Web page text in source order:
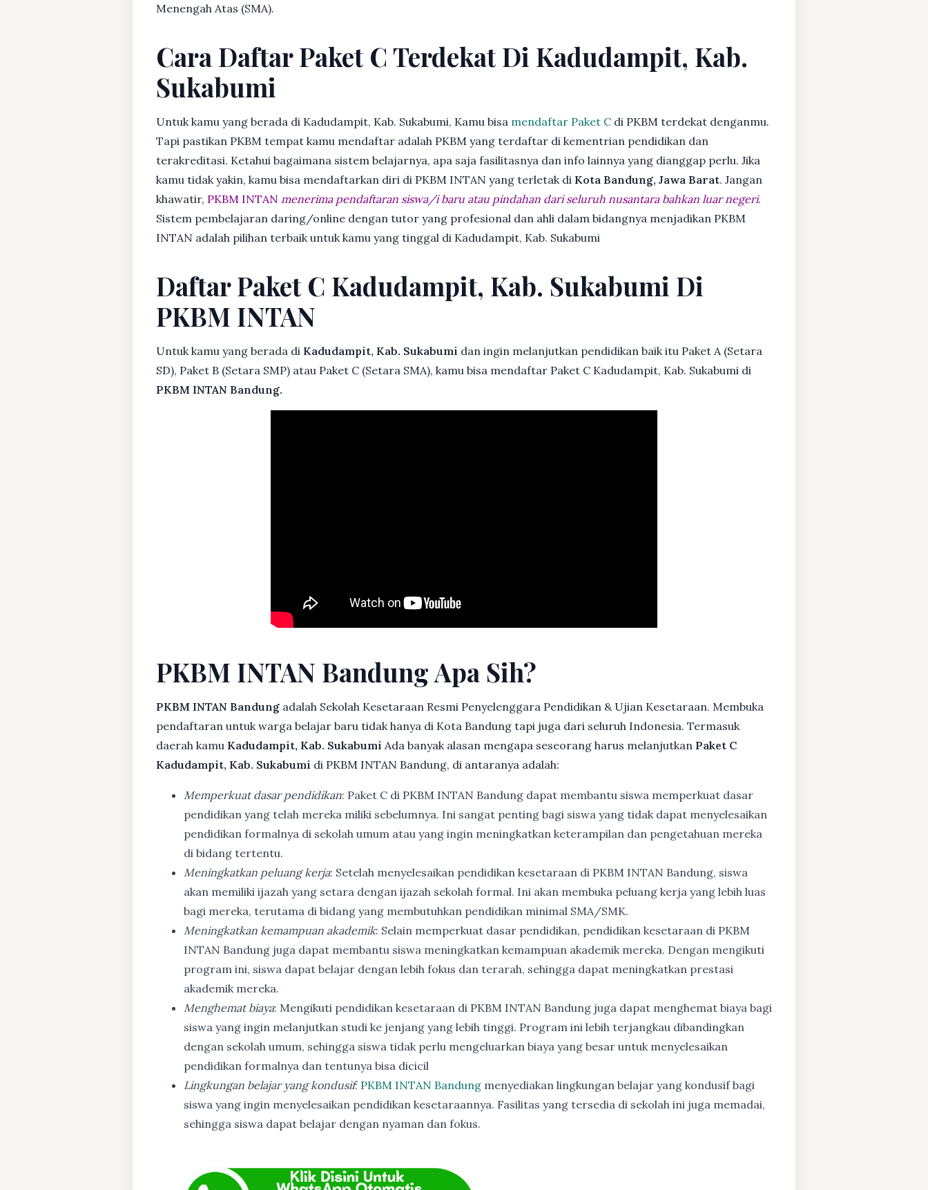
Menengah Atas (SMA).
Cara Daftar Paket C Terdekat Di Kadudampit, Kab.
Sukabumi
Untuk kamu yang berada di Kadudampit, Kab. Sukabumi, Kamu bisa mendaftar Paket C di PKBM terdekat denganmu.
Tapi pastikan PKBM tempat kamu mendaftar adalah PKBM yang terdaftar di kementrian pendidikan dan
terakreditasi. Ketahui bagaimana sistem belajarnya, apa saja fasilitasnya dan info lainnya yang dianggap perlu. Jika
kamu tidak yakin, kamu bisa mendaftarkan diri di PKBM INTAN yang terletak di Kota Bandung, Jawa Barat. Jangan
khawatir, PKBM INTAN menerima pendaftaran siswa/i baru atau pindahan dari seluruh nusantara bahkan luar negeri.
Sistem pembelajaran daring/online dengan tutor yang profesional dan ahli dalam bidangnya menjadikan PKBM
INTAN adalah pilihan terbaik untuk kamu yang tinggal di Kadudampit, Kab. Sukabumi
Daftar Paket C Kadudampit, Kab. Sukabumi Di
PKBM INTAN
Untuk kamu yang berada di Kadudampit, Kab. Sukabumi dan ingin melanjutkan pendidikan baik itu Paket A (Setara
SD), Paket B (Setara SMP) atau Paket C (Setara SMA), kamu bisa mendaftar Paket C Kadudampit, Kab. Sukabumi di
PKBM INTAN Bandung.
PKBM INTAN Bandung Apa Sih?
PKBM INTAN Bandung adalah Sekolah Kesetaraan Resmi Penyelenggara Pendidikan & Ujian Kesetaraan. Membuka
pendaftaran untuk warga belajar baru tidak hanya di Kota Bandung tapi juga dari seluruh Indonesia. Termasuk
daerah kamu Kadudampit, Kab. Sukabumi Ada banyak alasan mengapa seseorang harus melanjutkan Paket C
Kadudampit, Kab. Sukabumi di PKBM INTAN Bandung, di antaranya adalah:
Memperkuat dasar pendidikan: Paket C di PKBM INTAN Bandung dapat membantu siswa memperkuat dasar
pendidikan yang telah mereka miliki sebelumnya. Ini sangat penting bagi siswa yang tidak dapat menyelesaikan
pendidikan formalnya di sekolah umum atau yang ingin meningkatkan keterampilan dan pengetahuan mereka
di bidang tertentu.
Meningkatkan peluang kerja: Setelah menyelesaikan pendidikan kesetaraan di PKBM INTAN Bandung, siswa
akan memiliki ijazah yang setara dengan ijazah sekolah formal. Ini akan membuka peluang kerja yang lebih luas
bagi mereka, terutama di bidang yang membutuhkan pendidikan minimal SMA/SMK.
Meningkatkan kemampuan akademik: Selain memperkuat dasar pendidikan, pendidikan kesetaraan di PKBM
INTAN Bandung juga dapat membantu siswa meningkatkan kemampuan akademik mereka. Dengan mengikuti
program ini, siswa dapat belajar dengan lebih fokus dan terarah, sehingga dapat meningkatkan prestasi
akademik mereka.
Menghemat biaya: Mengikuti pendidikan kesetaraan di PKBM INTAN Bandung juga dapat menghemat biaya bagi
siswa yang ingin melanjutkan studi ke jenjang yang lebih tinggi. Program ini lebih terjangkau dibandingkan
dengan sekolah umum, sehingga siswa tidak perlu mengeluarkan biaya yang besar untuk menyelesaikan
pendidikan formalnya dan tentunya bisa dicicil
Lingkungan belajar yang kondusif: PKBM INTAN Bandung menyediakan lingkungan belajar yang kondusif bagi
siswa yang ingin menyelesaikan pendidikan kesetaraannya. Fasilitas yang tersedia di sekolah ini juga memadai,
sehingga siswa dapat belajar dengan nyaman dan fokus.